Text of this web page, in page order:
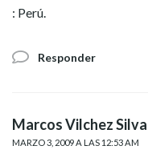
: Perú.
Responder
Marcos Vilchez Silva
MARZO 3, 2009 A LAS 12:53 AM